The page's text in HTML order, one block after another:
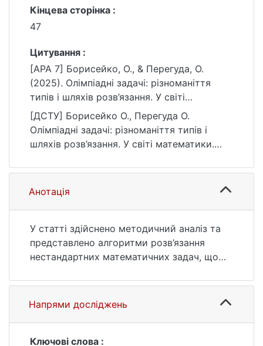
Кінцева сторінка :
47
Цитування :
[APA 7] Борисейко, О., & Перегуда, О.
(2025). Олімпіадні задачі: різноманіття
типів і шляхів розв’язання. У світі
математики, (2), 41–47.
https://doi.org/10.17721/1029-4171.2025/2.4
[ДСТУ] Борисейко О., Перегуда О.
Олімпіадні задачі: різноманіття типів і
шляхів розв’язання. У світі математики.
4171.2025/2.4 (дата звернення: 25.07.2026).
Анотація
У статті здійснено методичний аналіз та
представлено алгоритми розв’язання
нестандартних математичних задач, що
Всеукраїнської олімпіади Київського
національного університету імені Тараса
Шевченка. Досліджено різноманіття типів
рівнянь вищих степенів, задачі на
Напрями досліджень
Ключові слова :